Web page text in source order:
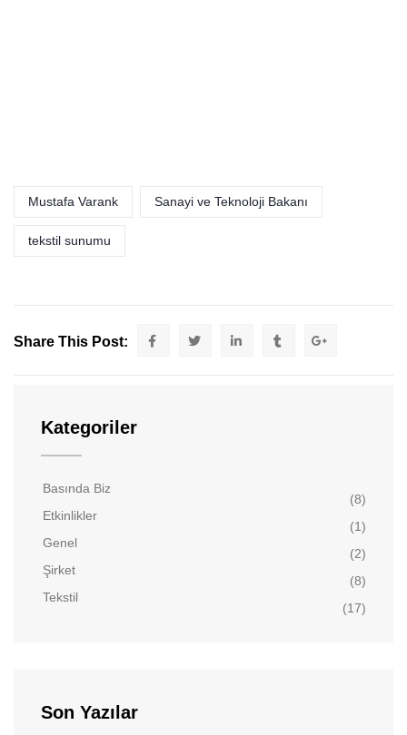
Mustafa Varank Sanayi ve Teknoloji Bakanı
tekstil sunumu
Share This Post:
Kategoriler
Basında Biz
(8)
Etkinlikler
(1)
Genel
(2)
Şirket
(8)
Tekstil
(17)
Son Yazılar